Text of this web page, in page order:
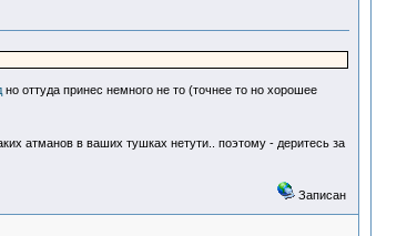
но оттуда принес немного не то (точнее то но хорошее
атманов в ваших тушках нетути.. поэтому - деритесь за
Записан